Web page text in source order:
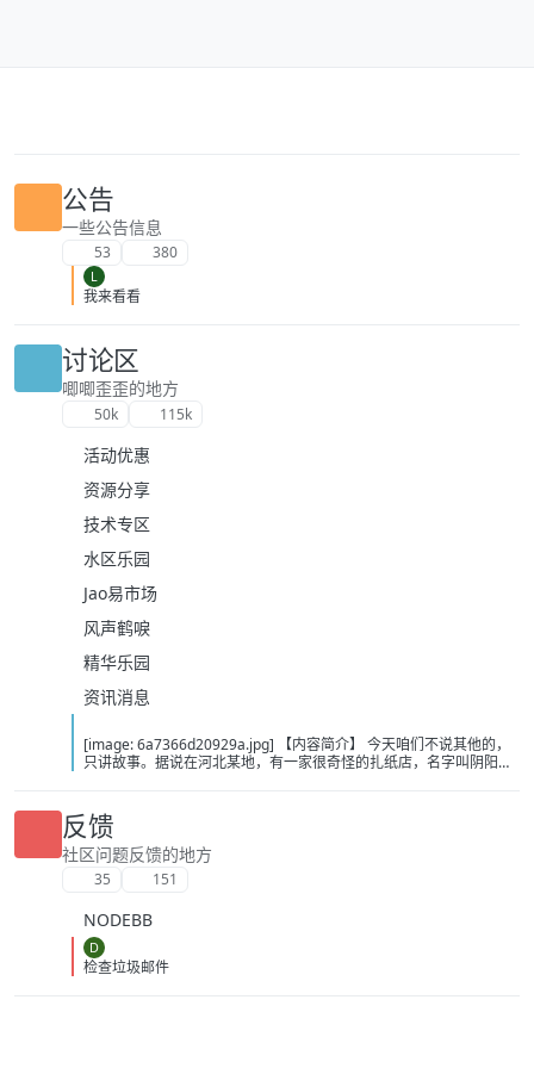
公告
一些公告信息
53 380
L
我来看看
讨论区
唧唧歪歪的地方
50k 115k
活动优惠
资源分享
技术专区
水区乐园
Jao易市场
风声鹤唳
精华乐园
资讯消息
[image: 6a7366d20929a.jpg] 【内容简介】 今天咱们不说其他的，
只讲故事。据说在河北某地，有一家很奇怪的扎纸店，名字叫阴阳店
缘由。于不仁到底有什么特殊之处？随着一次次危机临近于不仁身上
的谜团渐渐被解开…… 【下载地址】 百度：
https://pan.baidu.com/s/14UQyDKhozl-MvIUVOhgCYw?pwd=c12u
夸克：https://pan.quark.cn/s/efa4abf0c570?pwd=jCdN 移动：
https://yun.139.com/shareweb/#/w/i/2wFGrKgh2CMhg
反馈
社区问题反馈的地方
35 151
NODEBB
D
检查垃圾邮件